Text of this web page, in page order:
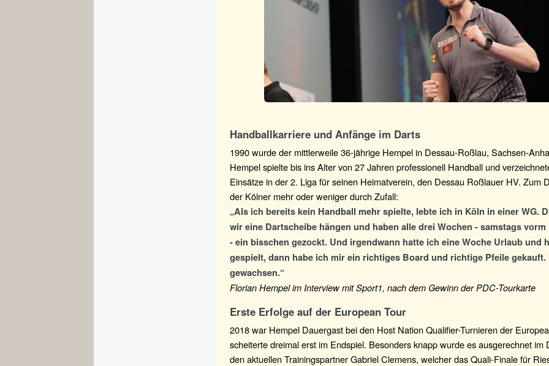
Handballkarriere und Anfänge im Darts
1990 wurde der mittlerweile 36-jährige Hempel in Dessau-Roßlau, Sachsen-
Hempel spielte bis ins Alter von 27 Jahren professionell Handball und
Einsätze in der 2. Liga für seinen Heimatverein, den Dessau Roßlauer HV. Zum
der Kölner mehr oder weniger durch Zufall:
„Als ich bereits kein Handball mehr spielte, lebte ich in Köln in einer WG.
wir eine Dartscheibe hängen und haben alle drei Wochen - samstags vorm
- ein bisschen gezockt. Und irgendwann hatte ich eine Woche Urlaub und
gespielt, dann habe ich mir ein richtiges Board und richtige Pfeile gekauft.
gewachsen.“
Florian Hempel im Interview mit Sport1, nach dem Gewinn der PDC-Tourkarte
Erste Erfolge auf der European Tour
2018 war Hempel Dauergast bei den Host Nation Qualifier-Turnieren der
scheiterte dreimal erst im Endspiel. Besonders knapp wurde es ausgerechnet im
den aktuellen Trainingspartner Gabriel Clemens, welcher das Quali-Finale für